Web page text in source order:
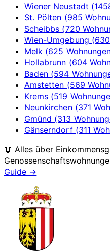
Wiener Neustadt
St. Pölten (985
Scheibbs (720
Wien-Umgebung
Melk (625
Hollabrunn (604
Baden (594
Amstetten (569
Krems (519
Neunkirchen (371
Gmünd (313
Gänserndorf (311
📖 Alles über
Guide →